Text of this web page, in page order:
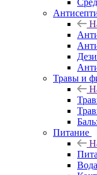
Травы и
Питание